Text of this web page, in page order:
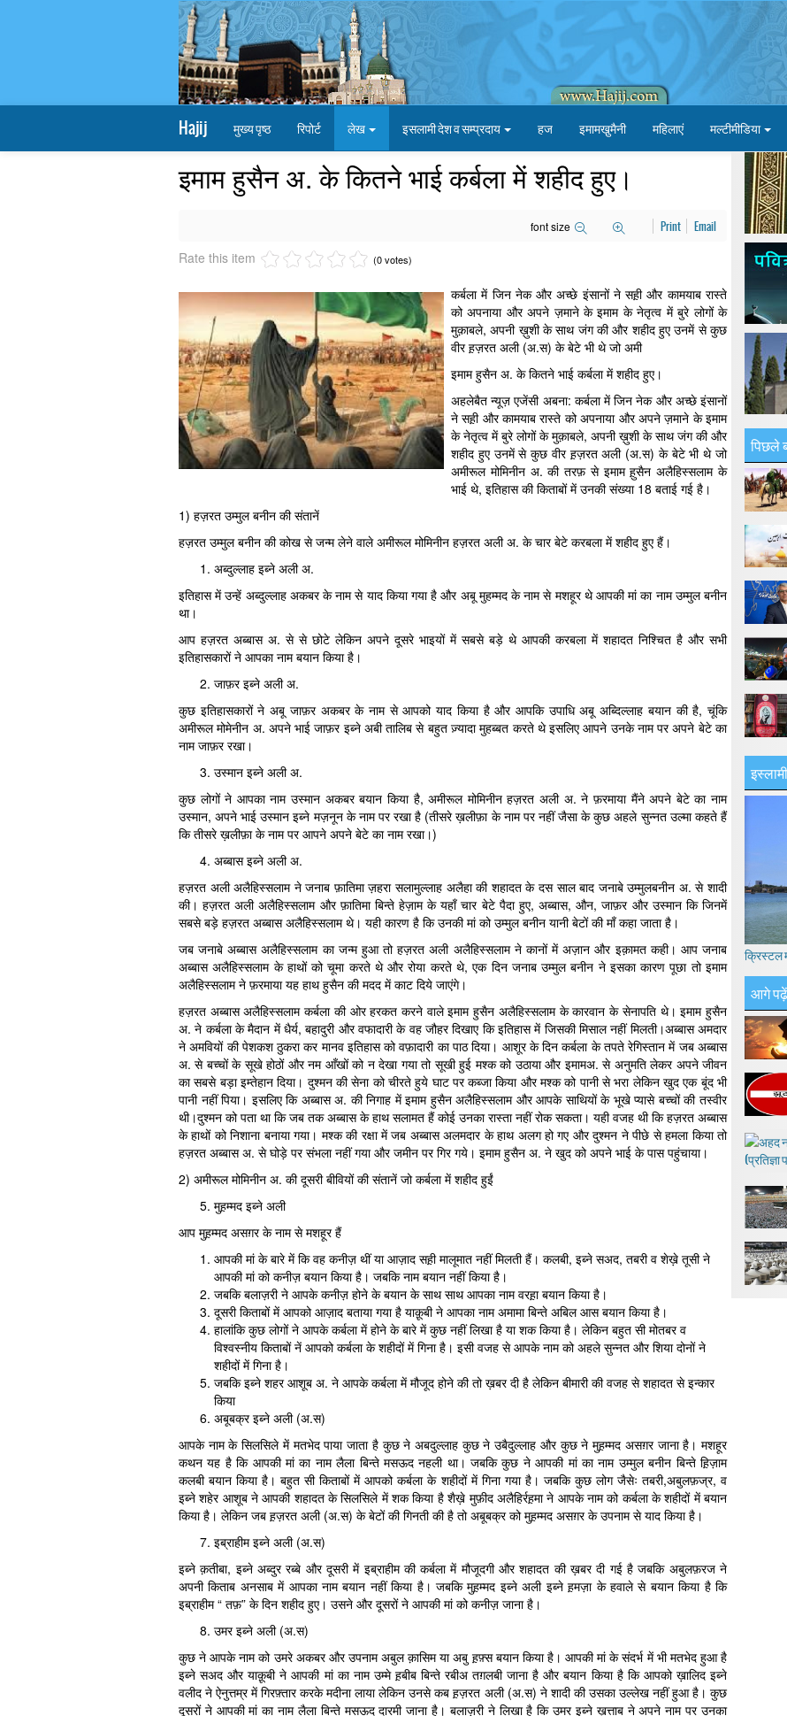
Hajij मुख्य पृष्ठ रिपोर्ट लेख इसलामी देश व सम्प्रदाय हज इमामखु़मैनी महिलाएं मल्टीमीडिया
इमाम हुसैन अ. के कितने भाई कर्बला में शहीद हुए।
font size Print Email
Rate this item (0 votes)
कर्बला में जिन नेक और अच्छे इंसानों ने सह़ी और कामयाब रास्ते
को अपनाया और अपने ज़माने के इमाम के नेतृत्व में बुरे लोगों के
मुक़ाबले, अपनी ख़ुशी के साथ जंग की और शहीद हुए उनमें से कुछ
वीर ह़ज़रत अली (अ.स) के बेटे भी थे जो अमी
इमाम हुसैन अ. के कितने भाई कर्बला में शहीद हुए।
अहलेबैत न्यूज़ एजेंसी अबना: कर्बला में जिन नेक और अच्छे इंसानों
ने सह़ी और कामयाब रास्ते को अपनाया और अपने ज़माने के इमाम
के नेतृत्व में बुरे लोगों के मुक़ाबले, अपनी ख़ुशी के साथ जंग की और
शहीद हुए उनमें से कुछ वीर ह़ज़रत अली (अ.स) के बेटे भी थे जो
अमीरूल मोमिनीन अ. की तरफ़ से इमाम ह़ुसैन अलैहिस्सलाम के
भाई थे, इतिहास की किताबों में उनकी संख्या 18 बताई गई है।
1) हज़रत उम्मुल बनीन की संतानें
हज़रत उम्मुल बनीन की कोख से जन्म लेने वाले अमीरूल मोमिनीन हज़रत अली अ. के चार बेटे करबला में शहीद हुए हैं।
अब्दुल्लाह इब्ने अली अ.
इतिहास में उन्हें अब्दुल्लाह अकबर के नाम से याद किया गया है और अबू मुहम्मद के नाम से मशहूर थे आपकी मां का नाम उम्मुल बनीन
था।
आप हज़रत अब्बास अ. से से छोटे लेकिन अपने दूसरे भाइयों में सबसे बड़े थे आपकी करबला में शहादत निश्चित है और सभी
इतिहासकारों ने आपका नाम बयान किया है।
जाफ़र इब्ने अली अ.
कुछ इतिहासकारों ने अबू जाफ़र अकबर के नाम से आपको याद किया है और आपकि उपाधि अबू अब्दिल्लाह बयान की है, चूंकि
अमीरूल मोमेनीन अ. अपने भाई जाफ़र इब्ने अबी तालिब से बहुत ज़्यादा मुहब्बत करते थे इसलिए आपने उनके नाम पर अपने बेटे का
नाम जाफ़र रखा।
उस्मान इब्ने अली अ.
कुछ लोगों ने आपका नाम उस्मान अकबर बयान किया है, अमीरूल मोमिनीन हज़रत अली अ. ने फ़रमाया मैंने अपने बेटे का नाम
उस्मान, अपने भाई उस्मान इब्ने मज़नून के नाम पर रखा है (तीसरे ख़लीफ़ा के नाम पर नहीं जैसा के कुछ अहले सुन्नत उल्मा कहते हैं
कि तीसरे ख़लीफ़ा के नाम पर आपने अपने बेटे का नाम रखा।)
अब्बास इब्ने अली अ.
हज़रत अली अलैहिस्सलाम ने जनाब फ़ातिमा ज़हरा सलामुल्लाह अलैहा की शहादत के दस साल बाद जनाबे उम्मुलबनीन अ. से शादी
की। हज़रत अली अलैहिस्सलाम और फ़ातिमा बिन्ते हेज़ाम के यहाँ चार बेटे पैदा हुए, अब्बास, औन, जाफ़र और उस्मान कि जिनमें
सबसे बड़े हज़रत अब्बास अलैहिस्सलाम थे। यही कारण है कि उनकी मां को उम्मुल बनीन यानी बेटों की माँ कहा जाता है।
जब जनाबे अब्बास अलैहिस्सलाम का जन्म हुआ तो हज़रत अली अलैहिस्सलाम ने कानों में अज़ान और इक़ामत कही। आप जनाब
अब्बास अलैहिस्सलाम के हाथों को चूमा करते थे और रोया करते थे, एक दिन जनाब उम्मुल बनीन ने इसका कारण पूछा तो इमाम
अलैहिस्सलाम ने फ़रमाया यह हाथ हुसैन की मदद में काट दिये जाएंगे।
हज़रत अब्बास अलैहिस्सलाम कर्बला की ओर हरकत करने वाले इमाम हुसैन अलैहिस्सलाम के कारवान के सेनापति थे। इमाम हुसैन
अ. ने कर्बला के मैदान में धैर्य, बहादुरी और वफादारी के वह जौहर दिखाए कि इतिहास में जिसकी मिसाल नहीं मिलती।अब्बास अमदार
ने अमवियों की पेशकश ठुकरा कर मानव इतिहास को वफ़ादारी का पाठ दिया। आशूर के दिन कर्बला के तपते रेगिस्तान में जब अब्बास
अ. से बच्चों के सूखे होठों और नम आँखों को न देखा गया तो सूखी हुई मश्क को उठाया और इमामअ. से अनुमति लेकर अपने जीवन
का सबसे बड़ा इम्तेहान दिया। दुश्मन की सेना को चीरते हुये घाट पर कब्जा किया और मश्क को पानी से भरा लेकिन खुद एक बूंद भी
पानी नहीं पिया। इसलिए कि अब्बास अ. की निगाह में इमाम हुसैन अलैहिस्सलाम और आपके साथियों के भूखे प्यासे बच्चों की तस्वीर
थी।दुश्मन को पता था कि जब तक अब्बास के हाथ सलामत हैं कोई उनका रास्ता नहीं रोक सकता। यही वजह थी कि हज़रत अब्बास
के हाथों को निशाना बनाया गया। मश्क की रक्षा में जब अब्बास अलमदार के हाथ अलग हो गए और दुश्मन ने पीछे से हमला किया तो
हज़रत अब्बास अ. से घोड़े पर संभला नहीं गया और जमीन पर गिर गये। इमाम हुसैन अ. ने खुद को अपने भाई के पास पहुंचाया।
2) अमीरूल मोमिनीन अ. की दूसरी बीवियों की संतानें जो कर्बला में शहीद हुईं
मुह़म्मद इब्ने अली
आप मुह़म्मद असग़र के नाम से मशहूर हैं
आपकी मां के बारे में कि वह कनीज़ थीं या आज़ाद सह़ी मालूमात नहीं मिलती हैं। कलबी, इब्ने सअद, तबरी व शेख़े तूसी ने
आपकी मां को कनीज़ बयान किया है। जबकि नाम बयान नहीं किया है।
जबकि बलाज़री ने आपके कनीज़ होने के बयान के साथ साथ आपका नाम वरह़ा बयान किया है।
दूसरी किताबों में आपको आज़ाद बताया गया है याक़ूबी ने आपका नाम अमामा बिन्ते अबिल आस बयान किया है।
हालांकि कुछ लोगों ने आपके कर्बला में होने के बारे में कुछ नहीं लिखा है या शक किया है। लेकिन बहुत सी मोतबर व
विश्वस्नीय किताबों नें आपको कर्बला के शहीदों में गिना है। इसी वजह से आपके नाम को अहले सुन्नत और शिया दोनों ने
शहीदों में गिना है।
जबकि इब्ने शहर आशूब अ. ने आपके कर्बला में मौजूद होने की तो ख़बर दी है लेकिन बीमारी की वजह से शहादत से इन्कार
किया
अबूबक्र इब्ने अली (अ.स)
आपके नाम के सिलसिले में मतभेद पाया जाता है कुछ ने अबदुल्लाह कुछ ने उबैदुल्लाह और कुछ ने मुह़म्मद असग़र जाना है। मशहूर
कथन यह है कि आपकी मां का नाम लैला बिन्ते मसऊद नहली था। जबकि कुछ ने आपकी मां का नाम उम्मुल बनीन बिन्ते ह़िज़ाम
कलबी बयान किया है। बहुत सी किताबों में आपको कर्बला के शहीदों में गिना गया है। जबकि कुछ लोग जैसेः तबरी,अबुलफ़ज्र, व
इब्ने शहेर आशूब ने आपकी शहादत के सिलसिले में शक किया है शैख़े मुफ़ीद अलैहिर्रह़मा ने आपके नाम को कर्बला के शहीदों में बयान
किया है। लेकिन जब ह़ज़रत अली (अ.स) के बेटों की गिनती की है तो अबूबक्र को मुह़म्मद असग़र के उपनाम से याद किया है।
इब्राहीम इब्ने अली (अ.स)
इब्ने क़तीबा, इब्ने अब्दुर रब्बे और दूसरी में इब्राहीम की कर्बला में मौजूदगी और शहादत की ख़बर दी गई है जबकि अबुलफ़रज ने
अपनी किताब अनसाब में आपका नाम बयान नहीं किया है। जबकि मुह़म्मद इब्ने अली इब्ने ह़मज़ा के हवाले से बयान किया है कि
इब्राहीम “ तफ़” के दिन शहीद हुए। उसने और दूसरों ने आपकी मां को कनीज़ जाना है।
उमर इब्ने अली (अ.स)
कुछ ने आपके नाम को उमरे अकबर और उपनाम अबुल क़ासिम या अबु ह़फ़्स बयान किया है। आपकी मां के संदर्भ में भी मतभेद हुआ है
इब्ने सअद और याक़ूबी ने आपकी मां का नाम उम्मे ह़बीब बिन्ते रबीअ तग़लबी जाना है और बयान किया है कि आपको ख़ालिद इब्ने
वलीद ने ऐनुत्तम्र में गिरफ़्तार करके मदीना लाया लेकिन उनसे कब ह़ज़रत अली (अ.स) ने शादी की उसका उल्लेख नहीं हुआ है। कुछ
दूसरों ने आपकी मां का नाम लैला बिन्ते मसऊद दारमी जाना है। बलाज़री ने लिखा है कि उमर इब्ने ख़त्ताब ने अपने नाम पर उनका
पिछले
क्रिस्टल
आगे पढ़ें